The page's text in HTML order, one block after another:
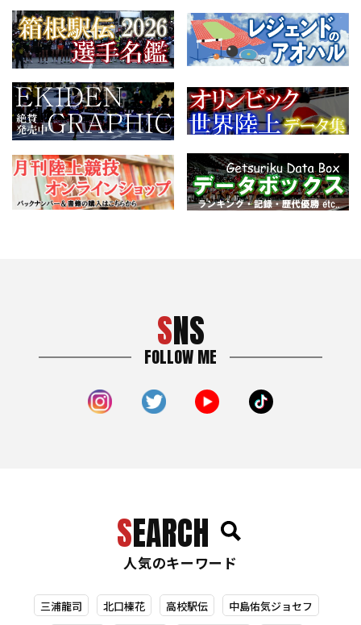
SNS
FOLLOW ME
SEARCH
人気のキーワード
三浦龍司 北口榛花 高校駅伝 中島佑気ジョセフ